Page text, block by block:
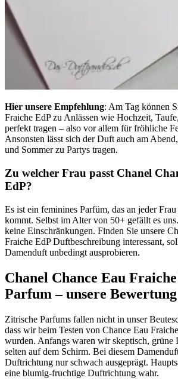
Hier unsere Empfehlung: Am Tag können
Fraiche EdP zu Anlässen wie Hochzeit,
perfekt tragen – also vor allem für fröhliche
Ansonsten lässt sich der Duft auch am
und Sommer zu Partys tragen.
Zu welcher Frau passt Chanel
EdP?
Es ist ein feminines Parfüm, das an jeder
kommt. Selbst im Alter von 50+ gefällt es
keine Einschränkungen. Finden Sie unsere
Fraiche EdP Duftbeschreibung interessant,
Damenduft unbedingt ausprobieren.
Chanel Chance Eau
Parfum – unsere Bewertung
Zitrische Parfums fallen nicht in unser
dass wir beim Testen von Chance Eau
wurden. Anfangs waren wir skeptisch, grüne
selten auf dem Schirm. Bei diesem
Duftrichtung nur schwach ausgeprägt.
eine blumig-fruchtige Duftrichtung wahr.